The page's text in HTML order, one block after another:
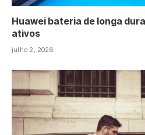
Huawei bateria de longa
ativos
julho 2, 2026